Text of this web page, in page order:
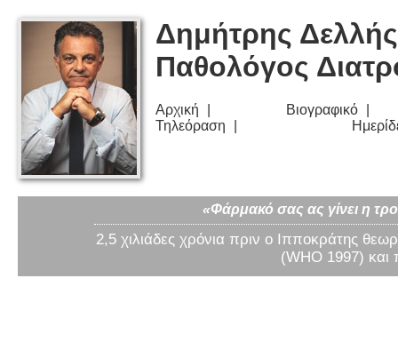
Δημήτρης
Παθολόγος
Αρχική
Βιογραφικό
Τηλεόραση
«Φάρμακό σας ας γίνει η
2,5 χιλιάδες χρόνια πριν ο Ιπποκράτης
(WHO 1997) και